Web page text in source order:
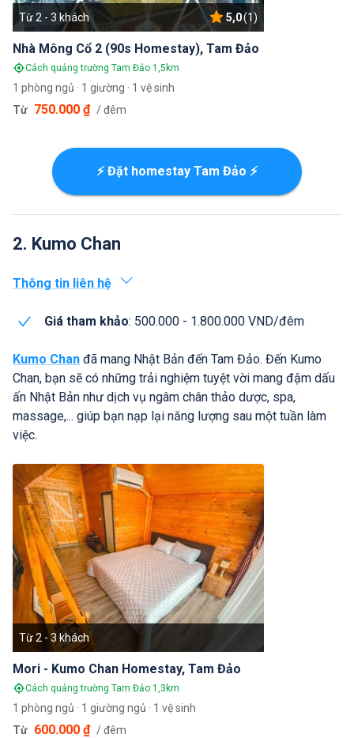
Nhà Mông Cổ 2 (90s Homestay), Tam Đảo
Cách quảng trường Tam Đảo 1,5km
Từ 2 - 3 khách 5,0(1)
1 phòng ngủ · 1 giường · 1 vệ sinh
Từ 750.000 ₫ / đêm
⚡ Đặt homestay Tam Đảo ⚡
2. Kumo Chan
Thông tin liên hệ
Giá tham khảo: 500.000 - 1.800.000 VND/đêm
Kumo Chan đã mang Nhật Bản đến Tam Đảo. Đến Kumo
Chan, bạn sẽ có những trải nghiệm tuyệt vời mang đậm dấu
ấn Nhật Bản như dịch vụ ngâm chân thảo dược, spa,
massage,... giúp bạn nạp lại năng lượng sau một tuần làm
việc.
Mori - Kumo Chan Homestay, Tam Đảo
Cách quảng trường Tam Đảo 1,3km
Từ 2 - 3 khách
1 phòng ngủ · 1 giường ngủ · 1 vệ sinh
Từ 600.000 ₫ / đêm